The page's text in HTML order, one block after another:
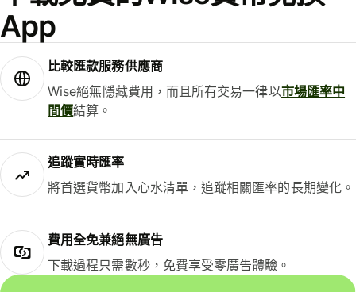
App
比較匯款服務供應商
Wise絕無隱藏費用，而且所有交易一律以市場匯率中
間價結算。
追蹤實時匯率
將首選貨幣加入心水清單，追蹤相關匯率的長期變化。
費用全免兼絕無廣告
下載過程只需數秒，免費享受零廣告體驗。